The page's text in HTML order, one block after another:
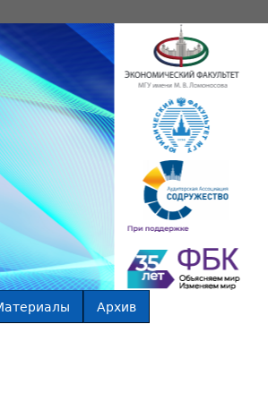
Архив